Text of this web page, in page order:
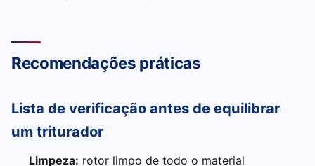
Recomendações práticas
Lista de verificação antes de equilibrar
um triturador
Limpeza: rotor limpo de todo o material